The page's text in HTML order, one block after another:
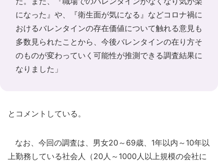
になった』や、『衛生面が気になる』などコロナ禍に
おけるバレンタインの存在価値について触れる意見も
多数見られたことから、今後バレンタインの在り方そ
のものが変わっていく可能性が推測できる調査結果に
なりました」
とコメントしている。
なお、今回の調査は、男女20～69歳、1年以内～10年以
上勤務している社会人（20人～1000人以上規模の会社に